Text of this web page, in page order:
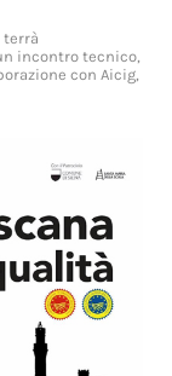
terrà
incontro tecnico,
con Aicig,